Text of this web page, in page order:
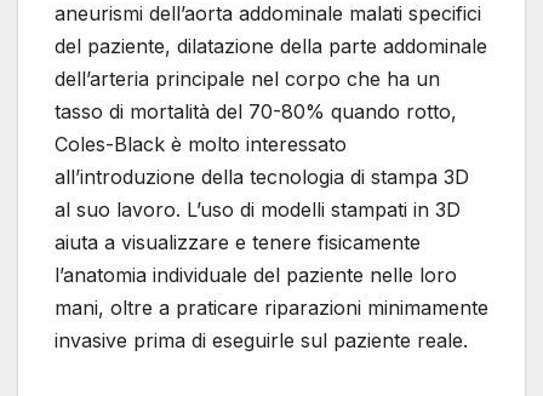
aneurismi dell’aorta addominale malati specifici
del paziente, dilatazione della parte addominale
dell’arteria principale nel corpo che ha un
tasso di mortalità del 70-80% quando rotto,
Coles-Black è molto interessato
all’introduzione della tecnologia di stampa 3D
al suo lavoro. L’uso di modelli stampati in 3D
aiuta a visualizzare e tenere fisicamente
l’anatomia individuale del paziente nelle loro
mani, oltre a praticare riparazioni minimamente
invasive prima di eseguirle sul paziente reale.